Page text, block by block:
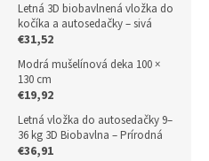
Letná 3D biobavlnená vložka do
kočíka a autosedačky – sivá
€31,52
Modrá mušelínová deka 100 ×
130 cm
€19,92
Letná vložka do autosedačky 9–
36 kg 3D Biobavlna – Prírodná
€36,91